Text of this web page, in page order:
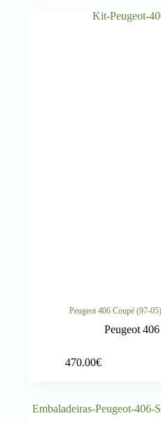
Peugeot 406 Coupé (97-
Peugeot
470.00€